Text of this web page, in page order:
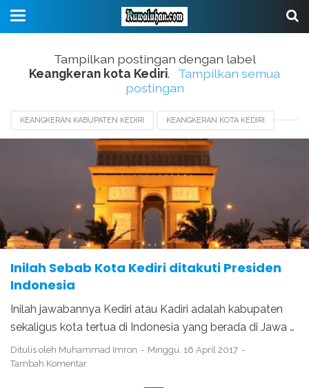
Tampilkan postingan dengan label
Keangkeran kota Kediri.
Tampilkan semua
postingan
KEANGKERAN KABUPATEN KEDIRI KEANGKERAN KOTA KEDIRI
KEDIRI PALING DITAKUTI PRESIDEN INDONESIA
KOTA TERTUA DI INDONESIA
SEJARAH KABUPATEN KEDIRI
Inilah Sebab Kota Kediri ditakuti Presiden
Indonesia
Inilah jawabannya Kediri atau Kadiri adalah kabupaten
sekaligus kota tertua di Indonesia yang berada di Jawa …
Ditulis oleh Muhammad Imron
Minggu, 16 April 2017
Tambah Komentar